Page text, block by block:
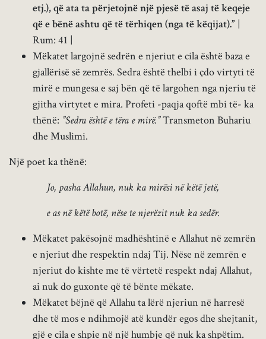
etj.), që ata ta përjetojnë një pjesë të asaj të keqeje
që e bënë ashtu që të tërhiqen (nga të këqijat).” |
Rum: 41 |
Mëkatet largojnë sedrën e njeriut e cila është baza e
gjallërisë së zemrës. Sedra është thelbi i çdo virtyti të
mirë e mungesa e saj bën që të largohen nga njeriu të
gjitha virtytet e mira. Profeti -paqja qoftë mbi të- ka
thënë: ”Sedra është e tëra e mirë.”Transmeton Buhariu
dhe Muslimi.
Një poet ka thënë:
Jo, pasha Allahun, nuk ka mirësi në këtë jetë,
e as në këtë botë, nëse te njerëzit nuk ka sedër.
Mëkatet pakësojnë madhështinë e Allahut në zemrën
e njeriut dhe respektin ndaj Tij. Nëse në zemrën e
njeriut do kishte me të vërtetë respekt ndaj Allahut,
ai nuk do guxonte që të bënte mëkate.
Mëkatet bëjnë që Allahu ta lërë njeriun në harresë
dhe të mos e ndihmojë atë kundër egos dhe shejtanit,
gjë e cila e shpie në një humbje që nuk ka shpëtim.